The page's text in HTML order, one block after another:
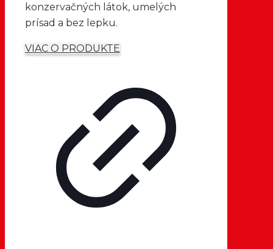
konzervačných látok, umelých
prísad a bez lepku.
VIAC O PRODUKTE